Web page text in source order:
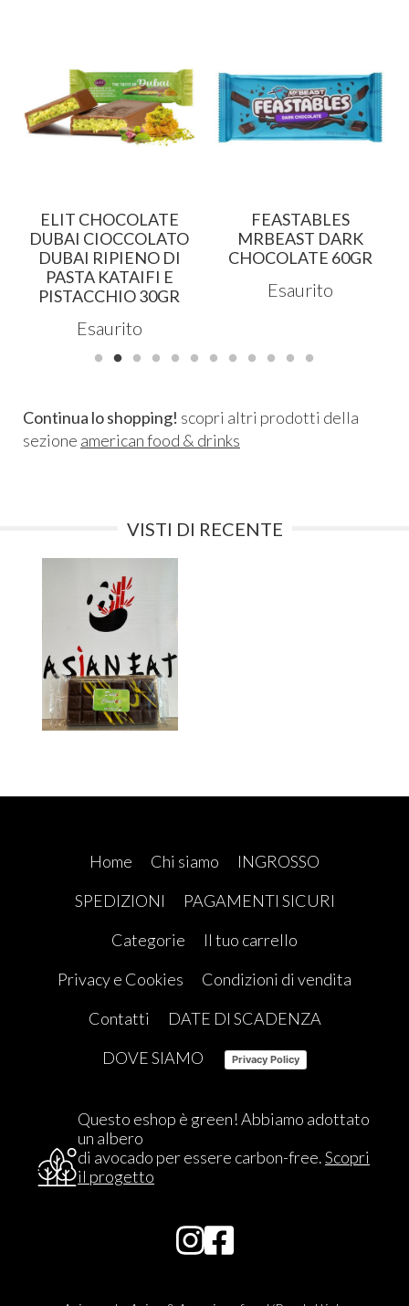
ELIT CHOCOLATE
DUBAI CIOCCOLATO
DUBAI RIPIENO DI
PASTA KATAIFI E
PISTACCHIO 30GR
Esaurito
FEASTABLES
MRBEAST DARK
CHOCOLATE 60GR
Esaurito
Continua lo shopping! scopri altri prodotti della
sezione american food & drinks
VISTI DI RECENTE
Home Chi siamo
INGROSSO
SPEDIZIONI
PAGAMENTI SICURI
Categorie
Il tuo carrello
Privacy e Cookies
Condizioni di vendita
Contatti
DATE DI SCADENZA
DOVE SIAMO
Privacy Policy
Questo eshop è green! Abbiamo adottato
un albero
di avocado per essere carbon-free.Scopri
il progetto